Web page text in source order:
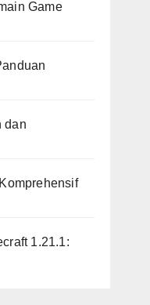
Game
dan
1.21.1: